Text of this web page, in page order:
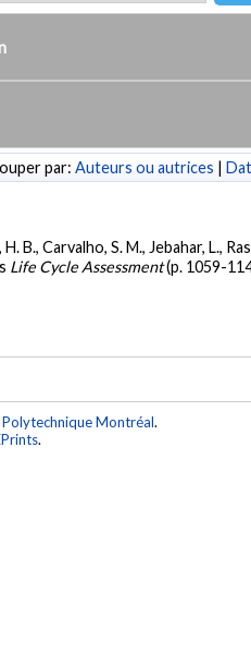
par: Auteurs ou autrices |
B., Carvalho, S. M., Jebahar, L.,
Life Cycle Assessment(p. 1059-
Polytechnique Montréal.
.